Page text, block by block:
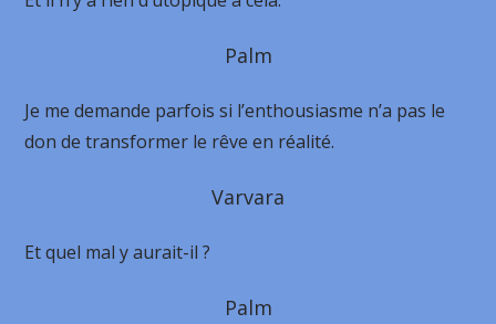
Palm
Je me demande parfois si l’enthousiasme n’a pas le
don de transformer le rêve en réalité.
Varvara
Et quel mal y aurait-il ?
Palm